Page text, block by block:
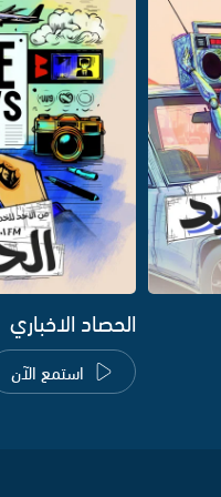
الحصاد الاخباري
استمع الآن